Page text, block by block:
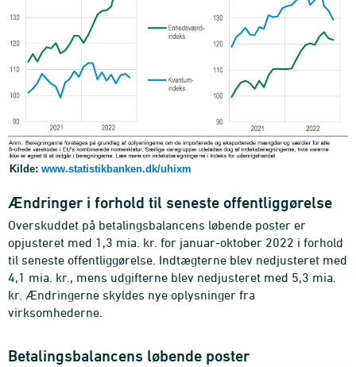
Kilde: www.statistikbanken.dk/uhixm
Ændringer i forhold til seneste offentliggørelse
Overskuddet på betalingsbalancens løbende poster er
opjusteret med 1,3 mia. kr. for januar-oktober 2022 i forhold
til seneste offentliggørelse. Indtægterne blev nedjusteret med
4,1 mia. kr., mens udgifterne blev nedjusteret med 5,3 mia.
kr. Ændringerne skyldes nye oplysninger fra
virksomhederne.
Betalingsbalancens løbende poster